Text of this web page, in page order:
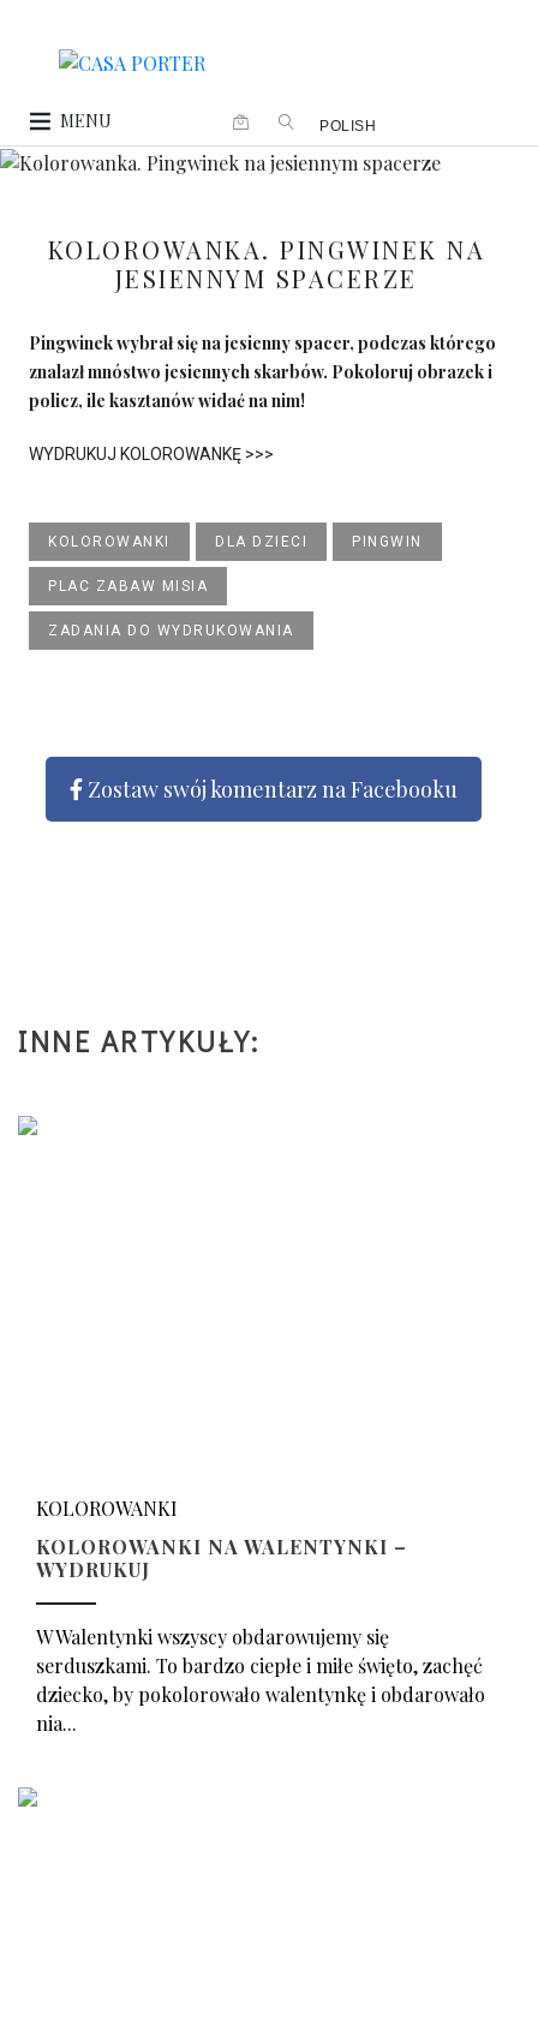
MENU POLISH
KOLOROWANKA. PINGWINEK NA
JESIENNYM SPACERZE
Pingwinek wybrał się na jesienny spacer, podczas którego
znalazł mnóstwo jesiennych skarbów. Pokoloruj obrazek i
policz, ile kasztanów widać na nim!
WYDRUKUJ KOLOROWANKĘ >>>
KOLOROWANKI DLA DZIECI PINGWIN
PLAC ZABAW MISIA
ZADANIA DO WYDRUKOWANIA
Zostaw swój komentarz na Facebooku
INNE ARTYKUŁY:
KOLOROWANKI
KOLOROWANKI NA WALENTYNKI –
WYDRUKUJ
W Walentynki wszyscy obdarowujemy się
serduszkami. To bardzo ciepłe i miłe święto, zachęć
dziecko, by pokolorowało walentynkę i obdarowało
nia...